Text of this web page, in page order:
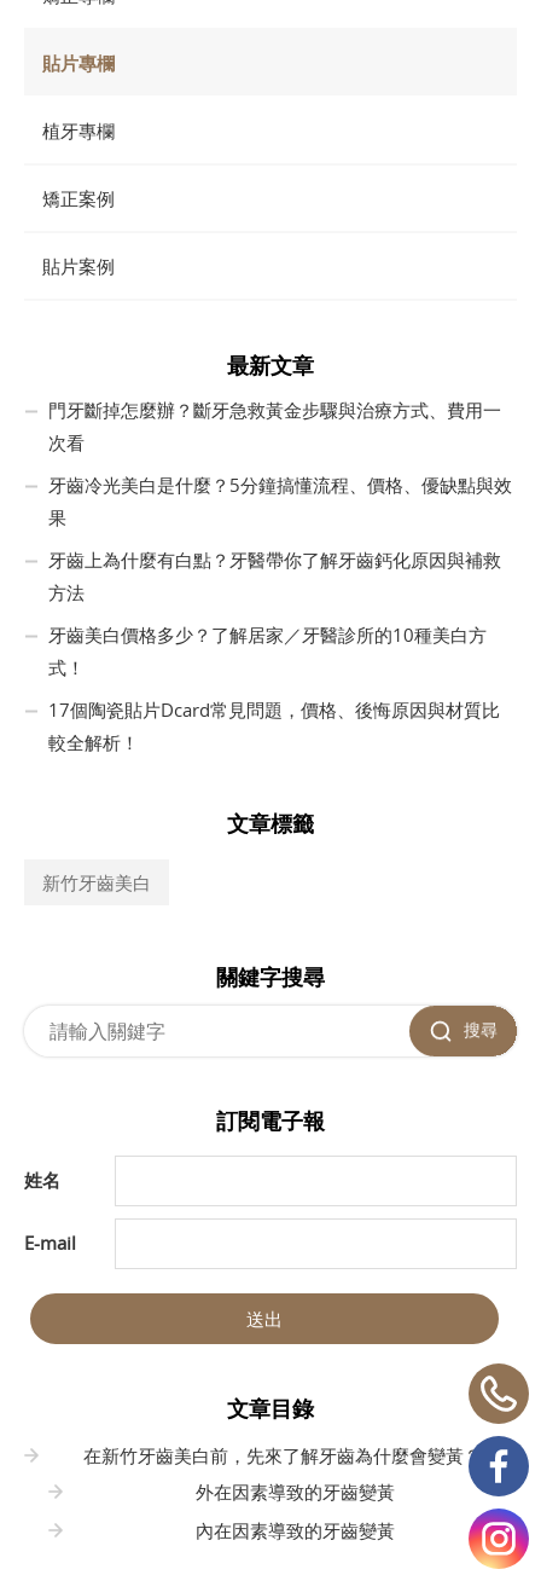
貼片專欄
植牙專欄
矯正案例
貼片案例
最新文章
門牙斷掉怎麼辦？斷牙急救黃金步驟與治療方式、費用一
次看
牙齒冷光美白是什麼？5分鐘搞懂流程、價格、優缺點與效
果
牙齒上為什麼有白點？牙醫帶你了解牙齒鈣化原因與補救
方法
牙齒美白價格多少？了解居家／牙醫診所的10種美白方
式！
17個陶瓷貼片Dcard常見問題，價格、後悔原因與材質比
較全解析！
文章標籤
新竹牙齒美白
關鍵字搜尋
搜尋
訂閱電子報
姓名
E-mail
送出
文章目錄
在新竹牙齒美白前，先來了解牙齒為什麼會變黃？
外在因素導致的牙齒變黃
內在因素導致的牙齒變黃